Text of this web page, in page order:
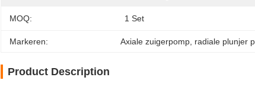
MOQ: 1 Set
Markeren: Axiale zuigerpomp radiale plunjer
Product Description